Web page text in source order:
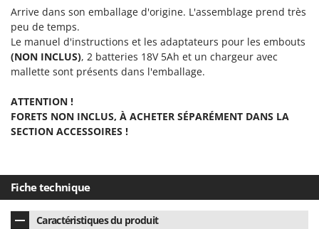
Robomow
Rossofuoco
Rover Pompe
Royal Food
S
S.T.P.
Sbaraglia
Schnitzer
Seven Italy
Arrive dans son emballage d'origine. L'assemblage prend très
peu de temps.
Le manuel d'instructions et les adaptateurs pour les embouts
(NON INCLUS), 2 batteries 18V 5Ah et un chargeur avec
mallette sont présents dans l'emballage.
ATTENTION !
FORETS NON INCLUS, À ACHETER SÉPARÉMENT DANS LA
SECTION ACCESSOIRES !
Fiche technique
Caractéristiques du produit